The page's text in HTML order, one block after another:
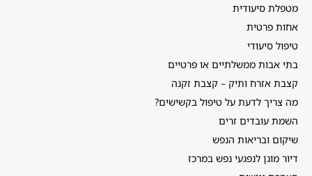
מטפלת סיעודית
אחות פרטית
טיפול סיעודי
בתי אבות ממשלתיים או פרטיים
קצבת אזרח ותיק – קצבת זקנה
מה צריך לדעת על טיפול בקשישים?
השמת עובדים זרים
שיקום ובריאות הנפש
דיור מוגן לנפגעי נפש במרכז